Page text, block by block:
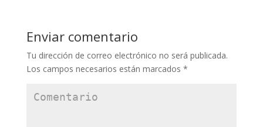
Enviar comentario
Tu dirección de correo electrónico no será publicada.
Los campos necesarios están marcados *